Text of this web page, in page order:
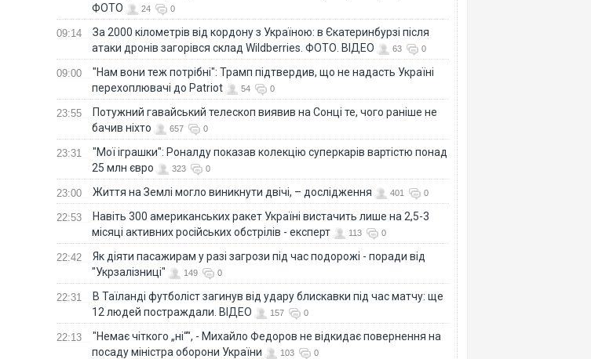
ФОТО
24 0
09:14
За 2000 кілометрів від кордону з Україною: в Єкатеринбурзі після
атаки дронів загорівся склад Wildberries. ФОТО. ВІДЕО
63 0
09:00
"Нам вони теж потрібні": Трамп підтвердив, що не надасть Україні
перехоплювачі до Patriot
54 0
23:55
Потужний гавайський телескоп виявив на Сонці те, чого раніше не
бачив ніхто
657 0
23:31
"Мої іграшки": Роналду показав колекцію суперкарів вартістю понад
25 млн євро
323 0
23:00 Життя на Землі могло виникнути двічі, – дослідження 401 0
22:53
Навіть 300 американських ракет Україні вистачить лише на 2,5-3
місяці активних російських обстрілів - експерт
113 0
22:42
Як діяти пасажирам у разі загрози під час подорожі - поради від
"Укрзалізниці"
149 0
22:31
В Таїланді футболіст загинув від удару блискавки під час матчу: ще
12 людей постраждали. ВІДЕО
157 0
22:13
"Немає чіткого „ні“", - Михайло Федоров не відкидає повернення на
посаду міністра оборони України
103 0